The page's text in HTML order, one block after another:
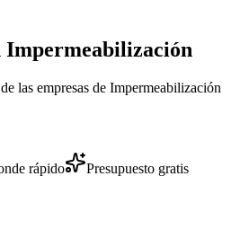
Impermeabilización
las empresas de Impermeabilización
rápido Presupuesto gratis